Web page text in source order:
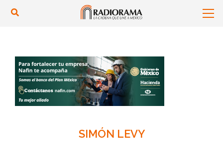
SIMÓN LEVY